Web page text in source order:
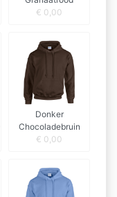
€ 0,00
Donker
Chocoladebruin
€ 0,00